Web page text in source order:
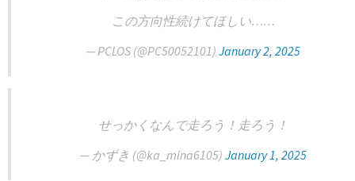
この方向性続けてほしい……
— PCLOS (@PC50052101) January 2, 2025
せっかくなんで走ろう！走ろう！
— かずき (@ka_mina6105) January 1, 2025